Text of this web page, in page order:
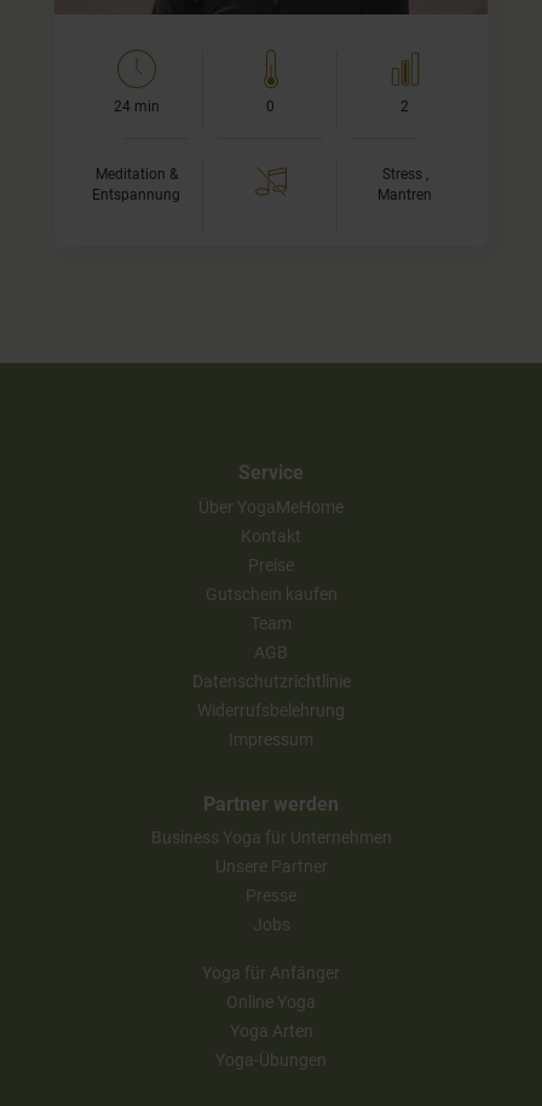
24 min 0 2
Meditation &
Entspannung
Stress ,
Mantren
Service
Über YogaMeHome
Kontakt
Preise
Gutschein kaufen
Team
AGB
Datenschutzrichtlinie
Widerrufsbelehrung
Impressum
Partner werden
Business Yoga für Unternehmen
Unsere Partner
Presse
Jobs
Yoga für Anfänger
Online Yoga
Yoga Arten
Yoga-Übungen